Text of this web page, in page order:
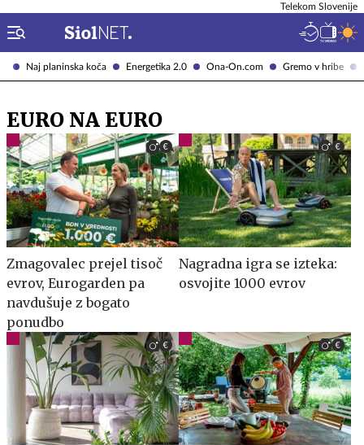
Naj planinska koča Energetika 2.0 Ona-On.com Gremo v hribe
Telekom Slovenije
EURO NA EURO
Zmagovalec prejel tisoč
evrov, Eurogarden pa
navdušuje z bogato
ponudbo
Nagradna igra se izteka:
osvojite 1000 evrov